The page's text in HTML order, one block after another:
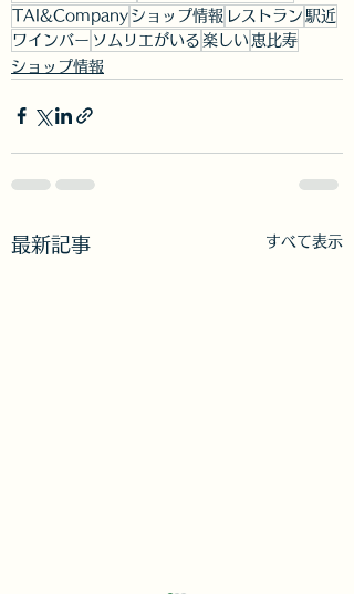
TAI&Company ショップ情報 レストラン 駅近
ワインバー ソムリエがいる 楽しい 恵比寿
ショップ情報
最新記事 すべて表示